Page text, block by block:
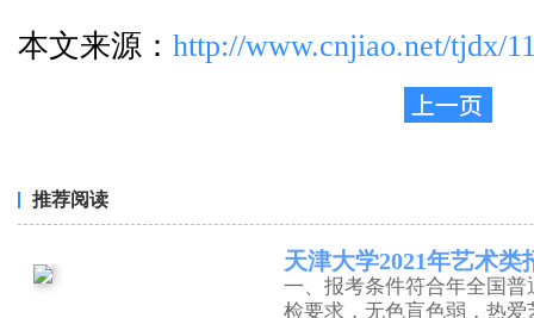
本文来源： http://www.cnjiao.net/tjdx/
推荐阅读
天津大学2021年艺术类
一、报考条件符合年全国
检要求，无色盲色弱，热